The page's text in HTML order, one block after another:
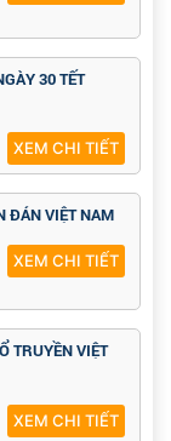
30 TẾT
XEM CHI TIẾT
ĐÁN VIỆT NAM
XEM CHI TIẾT
TRUYỀN VIỆT
XEM CHI TIẾT